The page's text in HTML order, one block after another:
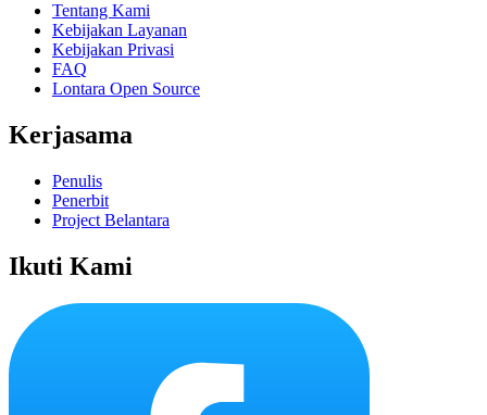
Tentang Kami
Kebijakan Layanan
Kebijakan Privasi
FAQ
Lontara Open Source
Kerjasama
Penulis
Penerbit
Project Belantara
Ikuti Kami